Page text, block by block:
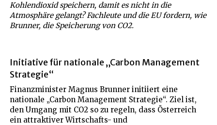
Kohlendioxid speichern, damit es nicht in die
Atmosphäre gelangt? Fachleute und die EU fordern, wie
Brunner, die Speicherung von CO2.
Initiative für nationale „Carbon Management
Strategie“
Finanzminister Magnus Brunner initiiert eine
nationale „Carbon Management Strategie“. Ziel ist,
den Umgang mit CO2 so zu regeln, dass Österreich
ein attraktiver Wirtschafts- und